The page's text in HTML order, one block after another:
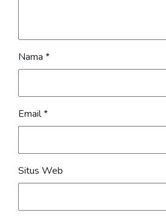
Nama *
Email*
Situs Web